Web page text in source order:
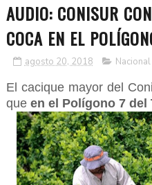
AUDIO: CONISUR
COCA EN EL
agosto 20, 2018 Nacional
El cacique mayor del
que en el Polígono 7